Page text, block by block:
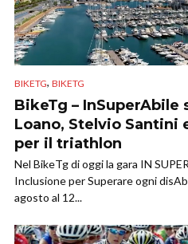
BIKETG, BIKETG
BikeTg – InSuperAbile
Loano, Stelvio Santini
per il triathlon
Nel BikeTg di oggi la gara IN
Inclusione per Superare ogni
agosto al 12...